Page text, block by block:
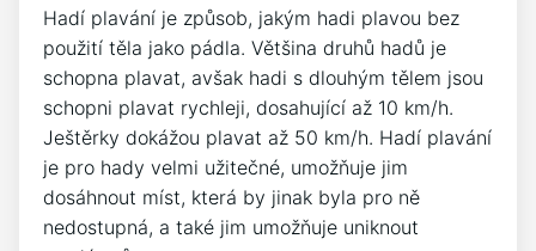
Hadí plavání je způsob, jakým hadi plavou bez
použití těla jako pádla. Většina druhů hadů je
schopna plavat, avšak hadi s dlouhým tělem jsou
schopni plavat rychleji, dosahující až 10 km/h.
Ještěrky dokážou plavat až 50 km/h. Hadí plavání
je pro hady velmi užitečné, umožňuje jim
dosáhnout míst, která by jinak byla pro ně
nedostupná, a také jim umožňuje uniknout